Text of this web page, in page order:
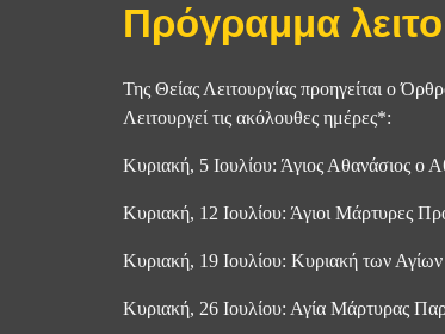
Πρόγραμμα
Της Θείας Λειτουργίας προηγείται ο
Λειτουργεί τις ακόλουθες ημέρες*:
Κυριακή, 5 Ιουλίου: Άγιος Αθανάσιος ο
Κυριακή, 12 Ιουλίου: Άγιοι Μάρτυρες
Κυριακή, 19 Ιουλίου: Κυριακή των
Κυριακή, 26 Ιουλίου: Αγία Μάρτυρας